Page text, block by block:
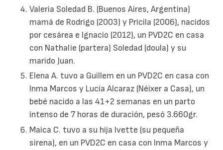
Valeria Soledad B. (Buenos Aires, Argentina)
mamá de Rodrigo (2003) y Pricila (2006), nacidos
por cesárea e Ignacio (2012), un PVD2C en casa
con Nathalie (partera) Soledad (doula) y su
marido Juan.
Elena A. tuvo a Guillem en un PVD2C en casa con
Inma Marcos y Lucía Alcaraz (Néixer a Casa), un
bebé nacido a las 41+2 semanas en un parto
intenso de 7 horas de duración, pesó 3.660gr.
Maica C. tuvo a su hija Ivette (su pequeña
sirena), en un PVD2C en casa con Inma Marcos y